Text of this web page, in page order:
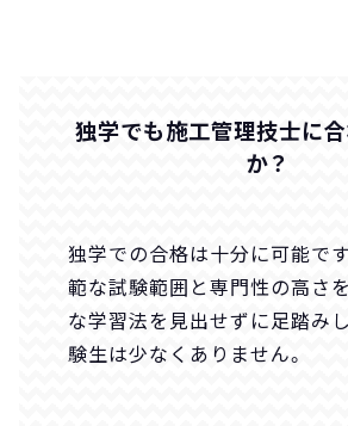
独学でも施工管理技士に
か？
独学での合格は十分に可能で
範な試験範囲と専門性の高さ
な学習法を見出せずに足踏み
験生は少なくありません。